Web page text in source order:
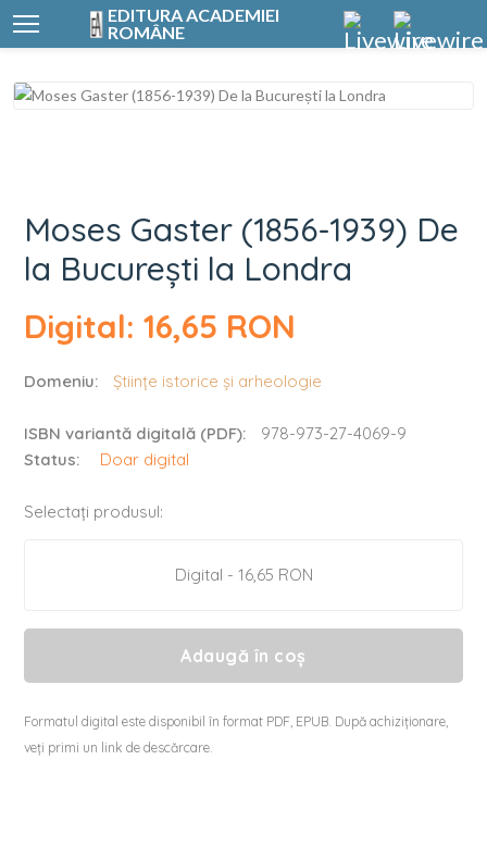
EDITURA ACADEMIEI
ROMÂNE
Moses Gaster
Moses Gaster (1856-1939) De
la București la Londra
Digital: 16,65 RON
Domeniu: Științe istorice și arheologie
ISBN variantă digitală (PDF):
978-973-27-4069-9
Status:
Doar digital
Selectați produsul:
Digital - 16,65 RON
Adaugă în coș
Formatul digital este disponibil în format PDF, EPUB. După achiziționare,
veți primi un link de descărcare.